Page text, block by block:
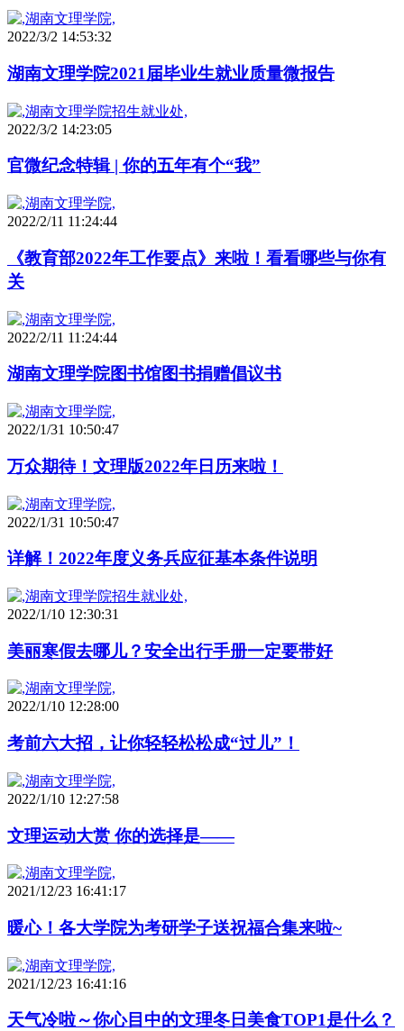
2022/3/2 14:53:32
湖南文理学院2021届毕业生就业质量微报告
2022/3/2 14:23:05
官微纪念特辑 | 你的五年有个“我”
2022/2/11 11:24:44
《教育部2022年工作要点》来啦！看看哪些与你有
关
2022/2/11 11:24:44
湖南文理学院图书馆图书捐赠倡议书
2022/1/31 10:50:47
万众期待！文理版2022年日历来啦！
2022/1/31 10:50:47
详解！2022年度义务兵应征基本条件说明
2022/1/10 12:30:31
美丽寒假去哪儿？安全出行手册一定要带好
2022/1/10 12:28:00
考前六大招，让你轻轻松松成“过儿”！
2022/1/10 12:27:58
文理运动大赏 你的选择是——
2021/12/23 16:41:17
暖心！各大学院为考研学子送祝福合集来啦~
2021/12/23 16:41:16
天气冷啦～你心目中的文理冬日美食TOP1是什么？